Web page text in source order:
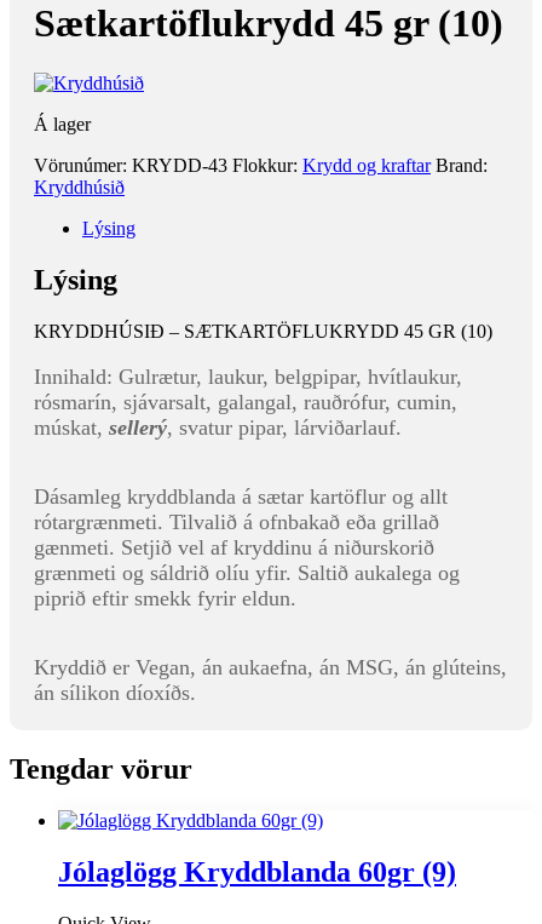
Sætkartöflukrydd 45 gr (10)
Á lager
Vörunúmer: KRYDD-43 Flokkur: Krydd og kraftar Brand:
Kryddhúsið
Lýsing
Lýsing
KRYDDHÚSIÐ – SÆTKARTÖFLUKRYDD 45 GR (10)
Innihald: Gulrætur, laukur, belgpipar, hvítlaukur,
rósmarín, sjávarsalt, galangal, rauðrófur, cumin,
múskat, sellerý, svatur pipar, lárviðarlauf.
Dásamleg kryddblanda á sætar kartöflur og allt
rótargrænmeti. Tilvalið á ofnbakað eða grillað
gænmeti. Setjið vel af kryddinu á niðurskorið
grænmeti og sáldrið olíu yfir. Saltið aukalega og
piprið eftir smekk fyrir eldun.
Kryddið er Vegan, án aukaefna, án MSG, án glúteins,
án sílikon díoxíðs.
Tengdar vörur
Jólaglögg Kryddblanda 60gr (9)